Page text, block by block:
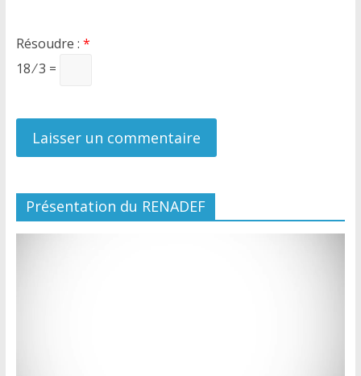
Résoudre : *
18 ⁄ 3 =
Présentation du RENADEF